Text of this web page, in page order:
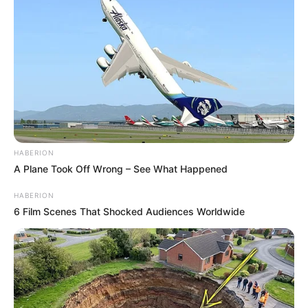
lemondását!Felszólítom a köztársasági elnököt,
hogy szólaljon meg és a lehető legkorábbi
időpontra írja ki az országgyűlési választásokat!
HABERION
A Plane Took Off Wrong – See What Happened
HABERION
6 Film Scenes That Shocked Audiences Worldwide